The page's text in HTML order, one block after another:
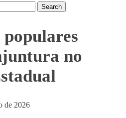
Search
no
de 2026